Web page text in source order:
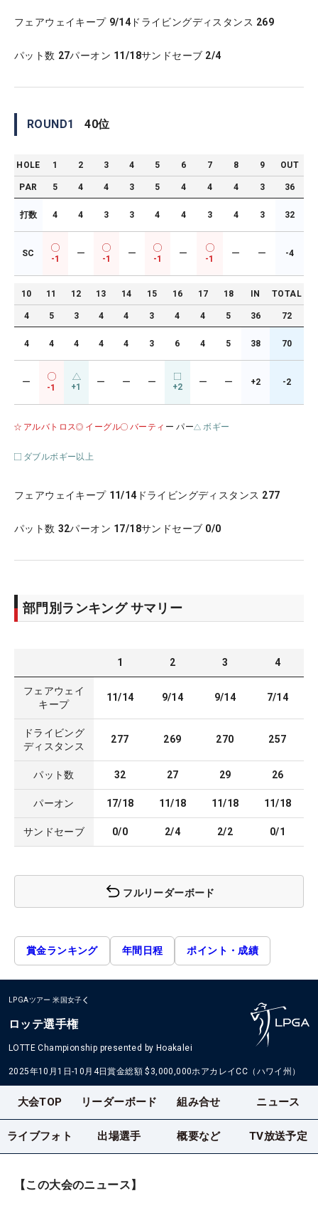
フェアウェイキープ 9/14 ドライビングディスタンス 269
パット数 27パーオン 11/18サンドセーブ 2/4
ROUND1 40位
HOLE 1 2 3 4 5 6 7 8 9 OUT
PAR 5 4 4 3 5 4 4 4 3 36
打数 4 4 3 3 4 4 3 4 3 32
SC
-1
ー
-1
ー
-1
ー
-1
ー ー -4
10 11 12 13 14 15 16 17 18 IN TOTAL
4 5 3 4 4 3 4 4 5 36 72
4 4 4 4 4 3 6 4 5 38 70
ー
-1 +1 ー ー ー +2 ー ー +2 -2
アルバトロス イーグル バーティ ー パー ボギー
ダブルボギー以上
フェアウェイキープ 11/14 ドライビングディスタンス 277
パット数 32パーオン 17/18サンドセーブ 0/0
部門別ランキング サマリー
1 2 3 4
フェアウェイ
キープ
11/14 9/14 9/14 7/14
ドライビング
ディスタンス
277 269 270 257
パット数 32 27 29 26
パーオン 17/18 11/18 11/18 11/18
サンドセーブ 0/0 2/4 2/2 0/1
フルリーダーボード
賞金ランキング 年間日程 ポイント・成績
LPGAツアー 米国女子
ロッテ選手権
LOTTE Championship presented by Hoakalei
2025年10月1日-10月4日賞金総額 $3,000,000ホアカレイCC（ハワイ州）
大会TOP リーダーボード 組み合せ ニュース
ライブフォト 出場選手 概要など TV放送予定
【この大会のニュース】